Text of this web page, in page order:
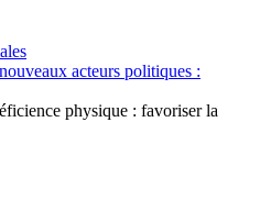
acteurs politiques :
physique : favoriser la